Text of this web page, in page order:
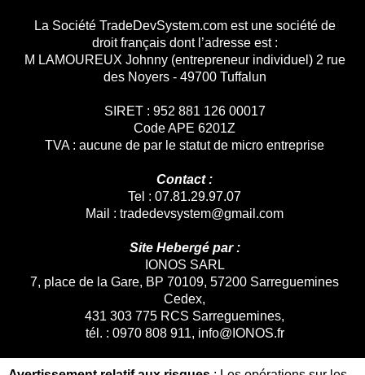
La Société TradeDevSystem.com est une société de
droit français dont l’adresse est :
M LAMOUREUX Johnny (entrepreneur individuel) 2 rue
des Noyers - 49700 Tuffalun
SIRET : 952 881 126 00017
Code APE 6201Z
TVA : aucune de par le statut de micro entreprise
Contact :
Tel : 07.81.29.97.07
Mail : tradedevsystem@gmail.com
Site Hebergé par :
IONOS SARL
7, place de la Gare, BP 70109, 57200 Sarreguemines
Cedex,
431 303 775 RCS Sarreguemines,
tél. : 0970 808 911, info@IONOS.fr